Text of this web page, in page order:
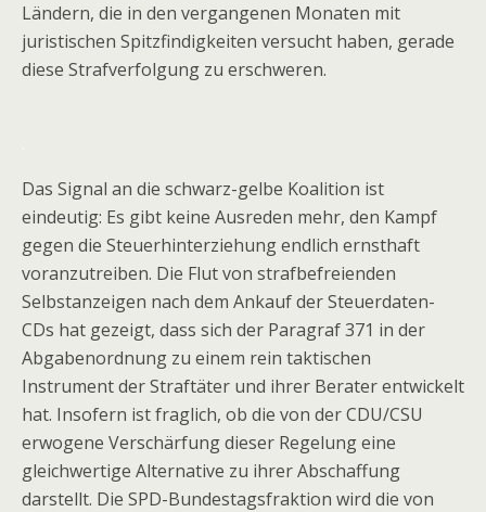
Ländern, die in den vergangenen Monaten mit
juristischen Spitzfindigkeiten versucht haben, gerade
diese Strafverfolgung zu erschweren.
Das Signal an die schwarz-gelbe Koalition ist
eindeutig: Es gibt keine Ausreden mehr, den Kampf
gegen die Steuerhinterziehung endlich ernsthaft
voranzutreiben. Die Flut von strafbefreienden
Selbstanzeigen nach dem Ankauf der Steuerdaten-
CDs hat gezeigt, dass sich der Paragraf 371 in der
Abgabenordnung zu einem rein taktischen
Instrument der Straftäter und ihrer Berater entwickelt
hat. Insofern ist fraglich, ob die von der CDU/CSU
erwogene Verschärfung dieser Regelung eine
gleichwertige Alternative zu ihrer Abschaffung
darstellt. Die SPD-Bundestagsfraktion wird die von